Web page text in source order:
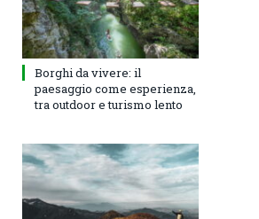
Borghi da vivere: il
paesaggio come esperienza,
tra outdoor e turismo lento